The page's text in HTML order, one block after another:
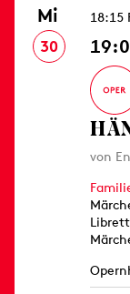
Mi
30
18:15
von